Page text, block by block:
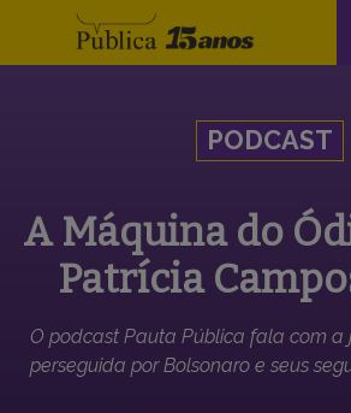
PODCAST
A Máquina do
Patrícia
O podcast Pauta Pública fala com a
perseguida por Bolsonaro e seus